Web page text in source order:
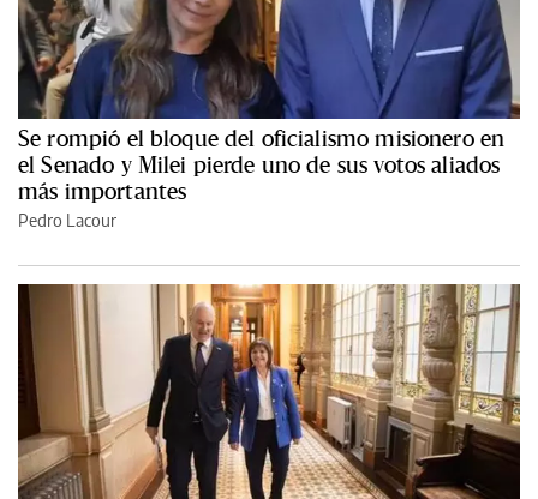
Se rompió el bloque del oficialismo misionero en
el Senado y Milei pierde uno de sus votos aliados
más importantes
Pedro Lacour